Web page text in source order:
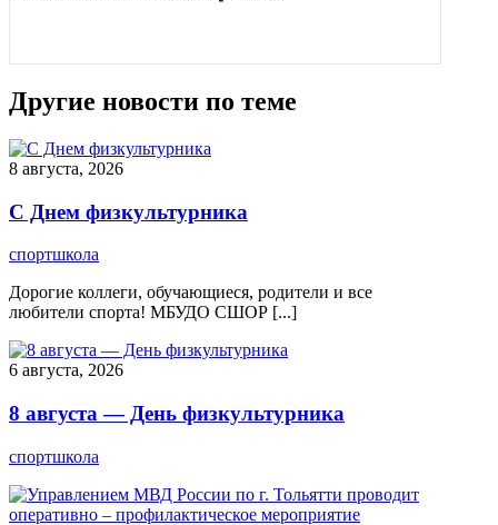
Другие новости по теме
8 августа, 2026
С Днем физкультурника
спортшкола
Дорогие коллеги, обучающиеся, родители и все
любители спорта! МБУДО СШОР [...]
6 августа, 2026
8 августа — День физкультурника
спортшкола